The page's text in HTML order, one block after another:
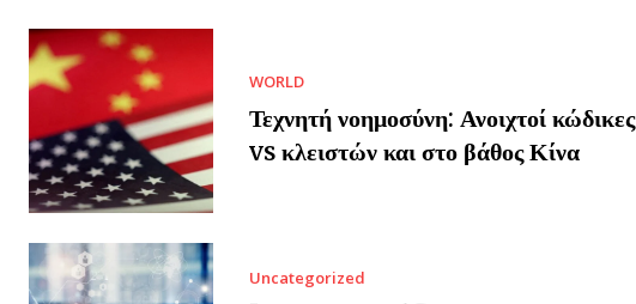
WORLD
Τεχνητή νοημοσύνη: Ανοιχτοί κώδικες
vs κλειστών και στο βάθος Κίνα
Uncategorized